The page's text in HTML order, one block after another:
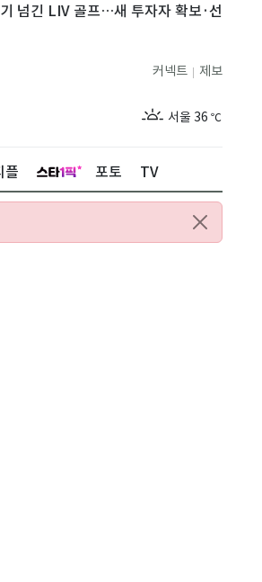
골프…새 투자자 확보·선수 지분 확대
제보
커넥트
서울 36 ℃
35
플 포토 TV